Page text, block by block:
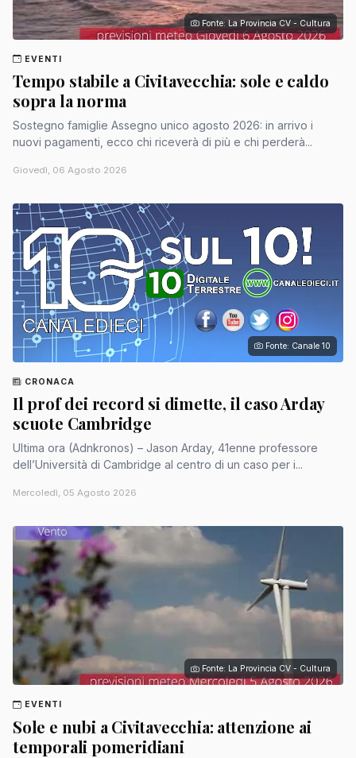
Fonte: La Provincia CV - Cultura
EVENTI
Tempo stabile a Civitavecchia: sole e caldo
sopra la norma
Sostegno famiglie Assegno unico agosto 2026: in arrivo i
nuovi pagamenti, ecco chi riceverà di più e chi perderà...
Giovedì, 06 Agosto 2026
Fonte: Canale 10
CRONACA
Il prof dei record si dimette, il caso Arday
scuote Cambridge
Ultima ora (Adnkronos) – Jason Arday, 41enne professore
dell’Università di Cambridge al centro di un caso per i...
Mercoledì, 05 Agosto 2026
Fonte: La Provincia CV - Cultura
EVENTI
Sole e nubi a Civitavecchia: attenzione ai
temporali pomeridiani